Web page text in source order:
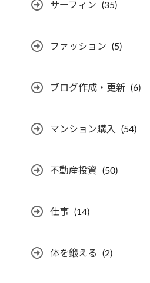
サーフィン (35)
ファッション (5)
ブログ作成・更新 (6)
マンション購入 (54)
不動産投資 (50)
仕事 (14)
体を鍛える (2)